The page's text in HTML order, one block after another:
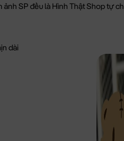
ảnh SP đều là Hình Thật Shop tự
dài